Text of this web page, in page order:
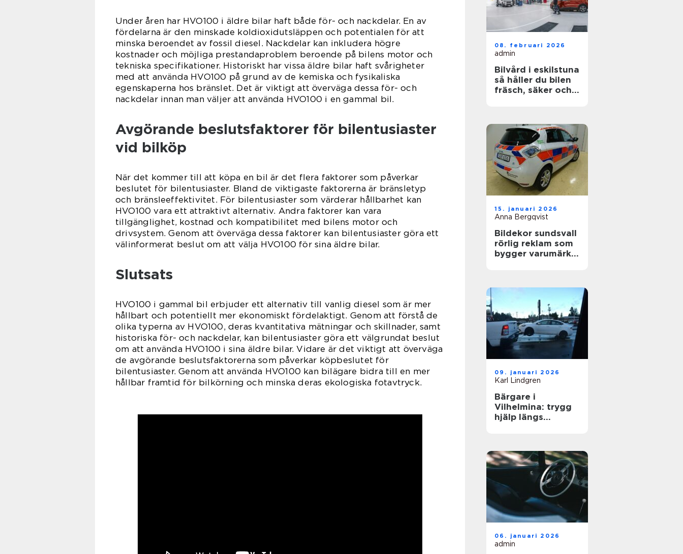
Under åren har HVO100 i äldre bilar haft både för- och nackdelar. En av
fördelarna är den minskade koldioxidutsläppen och potentialen för att
minska beroendet av fossil diesel. Nackdelar kan inkludera högre
kostnader och möjliga prestandaproblem beroende på bilens motor och
tekniska specifikationer. Historiskt har vissa äldre bilar haft svårigheter
med att använda HVO100 på grund av de kemiska och fysikaliska
egenskaperna hos bränslet. Det är viktigt att överväga dessa för- och
nackdelar innan man väljer att använda HVO100 i en gammal bil.
Avgörande beslutsfaktorer för bilentusiaster
vid bilköp
När det kommer till att köpa en bil är det flera faktorer som påverkar
beslutet för bilentusiaster. Bland de viktigaste faktorerna är bränsletyp
och bränsleeffektivitet. För bilentusiaster som värderar hållbarhet kan
HVO100 vara ett attraktivt alternativ. Andra faktorer kan vara
tillgänglighet, kostnad och kompatibilitet med bilens motor och
drivsystem. Genom att överväga dessa faktorer kan bilentusiaster göra ett
välinformerat beslut om att välja HVO100 för sina äldre bilar.
Slutsats
HVO100 i gammal bil erbjuder ett alternativ till vanlig diesel som är mer
hållbart och potentiellt mer ekonomiskt fördelaktigt. Genom att förstå de
olika typerna av HVO100, deras kvantitativa mätningar och skillnader, samt
historiska för- och nackdelar, kan bilentusiaster göra ett välgrundat beslut
om att använda HVO100 i sina äldre bilar. Vidare är det viktigt att överväga
de avgörande beslutsfaktorerna som påverkar köpbeslutet för
bilentusiaster. Genom att använda HVO100 kan bilägare bidra till en mer
hållbar framtid för bilkörning och minska deras ekologiska fotavtryck.
08. februari 2026
admin
Bilvård i eskilstuna
så håller du bilen
fräsch, säker och
15. januari 2026
Anna Bergqvist
Bildekor sundsvall
rörlig reklam som
bygger varumärke
09. januari 2026
Karl Lindgren
Bärgare i
Vilhelmina: trygg
hjälp längs
06. januari 2026
admin